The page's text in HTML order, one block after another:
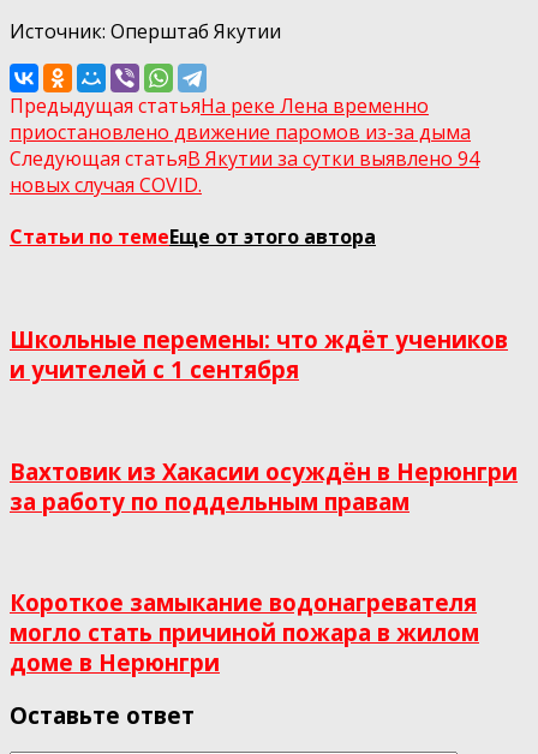
Источник: Оперштаб Якутии
Предыдущая статьяНа реке Лена временно
приостановлено движение паромов из-за дыма
Следующая статьяВ Якутии за сутки выявлено 94
новых случая COVID.
Статьи по темеЕще от этого автора
Школьные перемены: что ждёт учеников
и учителей с 1 сентября
Вахтовик из Хакасии осуждён в Нерюнгри
за работу по поддельным правам
Короткое замыкание водонагревателя
могло стать причиной пожара в жилом
доме в Нерюнгри
Оставьте ответ